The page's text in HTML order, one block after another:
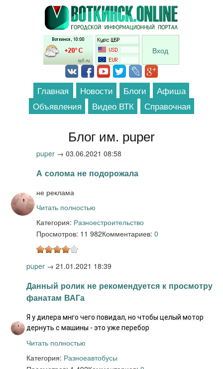
Перейти к основному содержанию
Вход
Главная Новости Блоги
Афиша
Объявления
Видео ВТК Справочная
Блог им. puper
puper → 03.06.2021 08:58
А солома не подорожала
не реклама
Читать полностью
Категория: Разноестроительство
Просмотров: 11 982Комментариев: 0
puper → 21.01.2021 18:39
Данный ролик не рекомендуется к просмотру
фанатам ВАГа
Я у дилера мнго чего повидал, но чтобы целый мотор
дернуть с машины - это уже перебор
Читать полностью
Категория: Разноеавтобусы